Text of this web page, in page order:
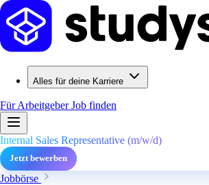
Alles für deine Karriere
Für ArbeitgeberJob finden
Internal Sales Representative (m/w/d)
Jetzt bewerben
Jobbörse